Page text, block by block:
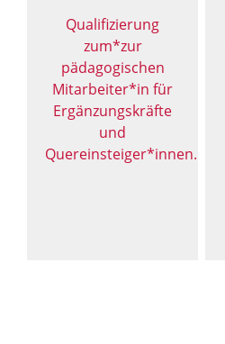
Qualifizierung
zum*zur
pädagogischen
Mitarbeiter*in für
Ergänzungskräfte
und
Quereinsteiger*innen.